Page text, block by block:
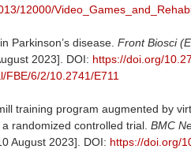
12000/
Parkinson’s disease. Front Biosci
2023]. DOI: https://doi.org/
FBE/6/2/10.2741/E711
training program augmented by
randomized controlled trial. BMC
August 2023]. DOI: https://doi.org/